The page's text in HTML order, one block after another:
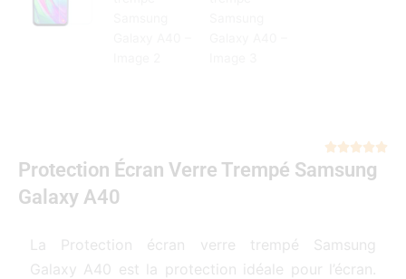

Protection Écran Verre Trempé Samsung
Galaxy A40
La Protection écran verre trempé Samsung
Galaxy A40 est la protection idéale pour l’écran.